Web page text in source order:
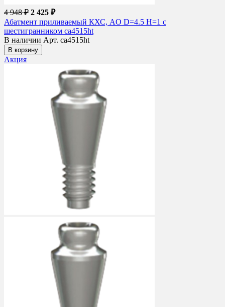
4 948 ₽ 2 425 ₽
Абатмент приливаемый КХС, AO D=4.5 H=1 с
шестигранником ca4515ht
В наличии Арт. ca4515ht
В корзину
Акция